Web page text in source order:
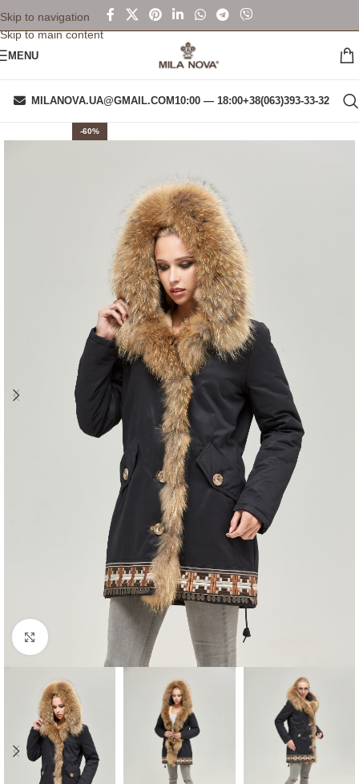
Skip to navigation
Skip to main content
MENU
MILANOVA.UA@GMAIL.COM10:00 — 18:00+38(063)393-33-32
-60%
Click to enlarge